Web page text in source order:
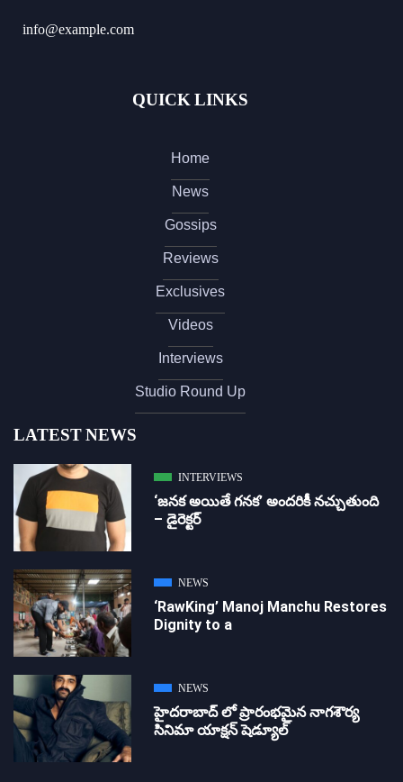
info@example.com
QUICK LINKS
Home
News
Gossips
Reviews
Exclusives
Videos
Interviews
Studio Round Up
LATEST NEWS
INTERVIEWS
‘జ‌న‌క అయితే గ‌న‌క‌’ అందరికీ నచ్చుతుంది
– డైరెక్ట‌ర్
NEWS
‘RawKing’ Manoj Manchu Restores
Dignity to a
NEWS
హైదరాబాద్ లో ప్రారంభమైన నాగశౌర్య
సినిమా యాక్షన్ షెడ్యూల్